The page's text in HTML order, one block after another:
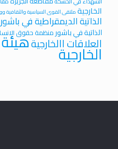
الخارجية ملتقى القوى السياسية والثقافية
الذاتية الديمقراطية في
الذاتية في باشور منظمة حقوق
العلاقات االخارجية
الخارجية